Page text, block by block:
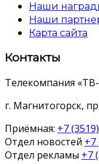
Наши
Наши
Карта сайта
Контакты
Телекомпания
г. Магнитогорск,
Приёмная: +7
Отдел новостей +7
Отдел рекламы +7